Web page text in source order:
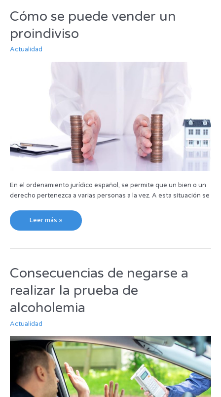
Cómo se puede vender un
proindiviso
Actualidad
En el ordenamiento jurídico español, se permite que un bien o un
derecho pertenezca a varias personas a la vez. A esta situación se
Cómo
se
puede
un
proindiviso
Leer más »
Consecuencias de negarse a
realizar la prueba de
alcoholemia
Actualidad
Consecuencias
de
negarse
realizar
la
de
alcoholemia